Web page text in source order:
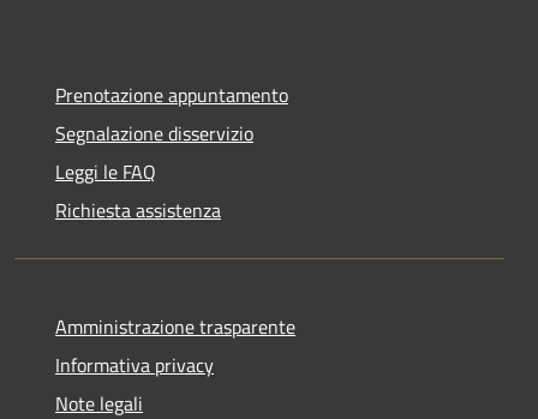
Prenotazione appuntamento
Segnalazione disservizio
Leggi le FAQ
Richiesta assistenza
Amministrazione trasparente
Informativa privacy
Note legali